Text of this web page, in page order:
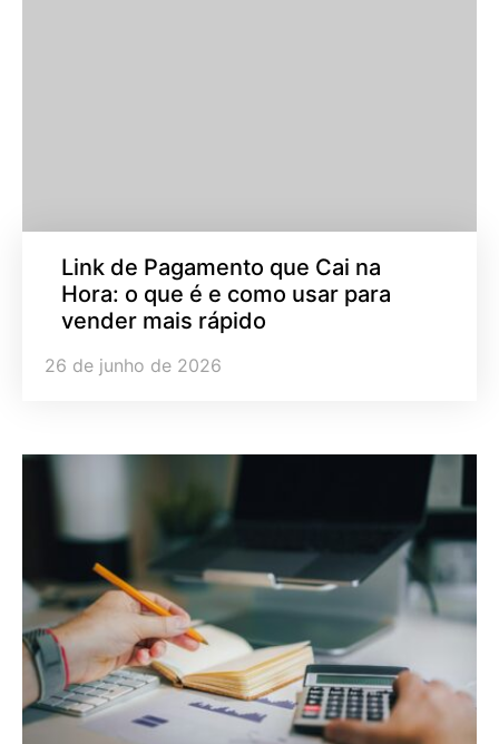
Link de Pagamento que Cai na
Hora: o que é e como usar para
vender mais rápido
26 de junho de 2026